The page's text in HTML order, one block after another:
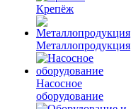
Крепёж
Металлопродукция
Насосное
оборудование